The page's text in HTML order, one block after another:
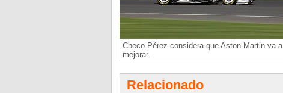
Checo Pérez considera que Aston Martin va a
mejorar.
Relacionado